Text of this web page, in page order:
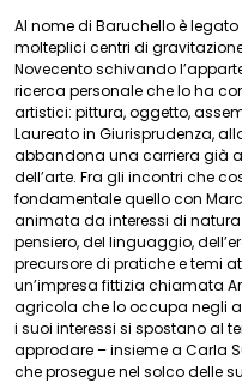
Al nome di Baruchello è
molteplici centri di
Novecento schivando
ricerca personale che lo ha
artistici: pittura, oggetto,
Laureato in Giurisprudenza,
abbandona una carriera già
dell’arte. Fra gli incontri che
fondamentale quello con
animata da interessi di
pensiero, del linguaggio,
precursore di pratiche e temi
un’impresa fittizia chiamata
agricola che lo occupa negli
i suoi interessi si spostano al
approdare – insieme a Carla
che prosegue nel solco delle